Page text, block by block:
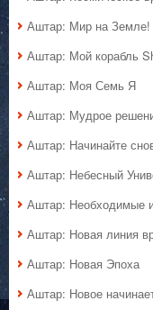
Аштар: Мир на Земле!
Аштар: Мой корабль
Аштар: Моя Семь Я
Аштар: Мудрое
Аштар: Начинайте
Аштар: Небесный
Аштар: Необходимые
Аштар: Новая линия
Аштар: Новая Эпоха
Аштар: Новое